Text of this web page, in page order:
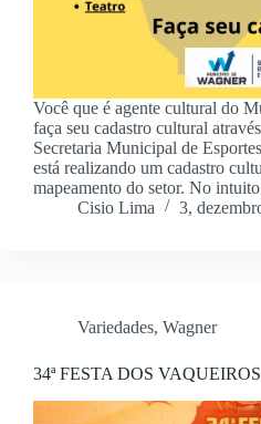
Você que é agente cultural do
faça seu cadastro cultural
Secretaria Municipal de
está realizando um cadastro
mapeamento do setor. No
Cisio Lima
3,
Variedades, Wagner
34ª FESTA DOS